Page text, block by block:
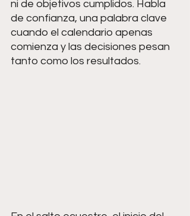
ni de objetivos cumplidos. Habla
de confianza, una palabra clave
cuando el calendario apenas
comienza y las decisiones pesan
tanto como los resultados.